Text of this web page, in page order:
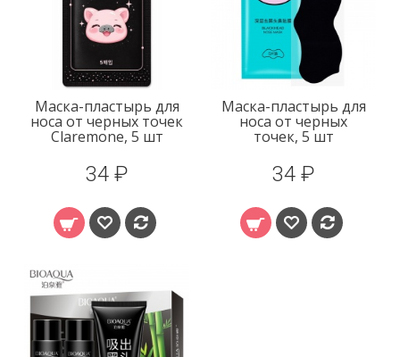
Маска-пластырь для
носа от черных точек
Claremone, 5 шт
34 ₽
Маска-пластырь для
носа от черных
точек, 5 шт
34 ₽